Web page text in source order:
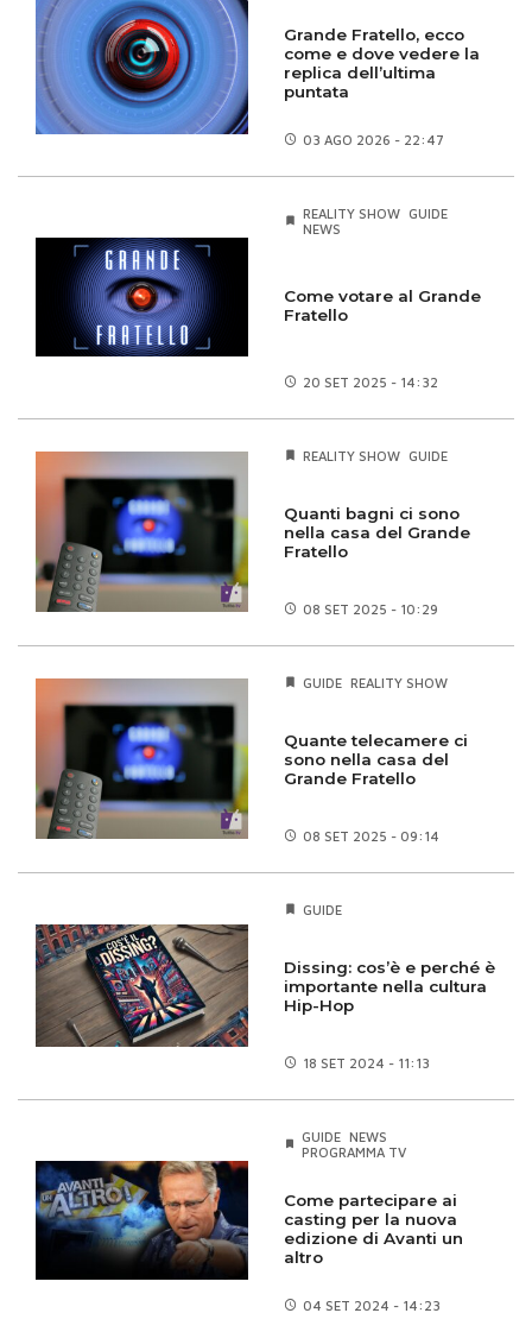
Grande Fratello, ecco
come e dove vedere la
replica dell’ultima
puntata
03 AGO 2026 - 22:47
REALITY SHOW
GUIDE
NEWS
Come votare al Grande
Fratello
20 SET 2025 - 14:32
REALITY SHOW GUIDE
Quanti bagni ci sono
nella casa del Grande
Fratello
08 SET 2025 - 10:29
GUIDE REALITY SHOW
Quante telecamere ci
sono nella casa del
Grande Fratello
08 SET 2025 - 09:14
GUIDE
Dissing: cos’è e perché è
importante nella cultura
Hip-Hop
18 SET 2024 - 11:13
GUIDE NEWS
PROGRAMMA TV
Come partecipare ai
casting per la nuova
edizione di Avanti un
altro
04 SET 2024 - 14:23